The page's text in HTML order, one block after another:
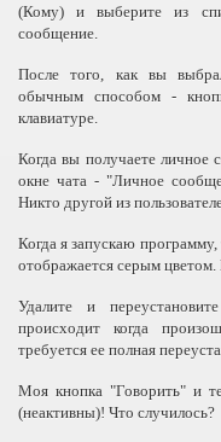
(Кому) и выберите из
сообщение.
После того, как вы
обычным способом -
клавиатуре.
Когда вы получаете личное
окне чата - "Личное
Никто другой из
Когда я запускаю
отображается серым цветом.
Удалите и
происходит когда
требуется ее полная
Моя кнопка "Говорить" и
(неактивны)! Что случилось?